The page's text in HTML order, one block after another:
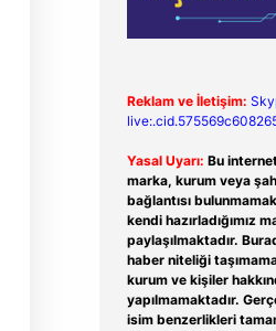
Reklam ve İletişim:
Yasal Uyarı: Bu
marka, kurum veya
bağlantısı
kendi hazırladığımız
paylaşılmaktadır.
haber niteliği
kurum ve kişiler
yapılmamaktadır.
isim benzerlikleri